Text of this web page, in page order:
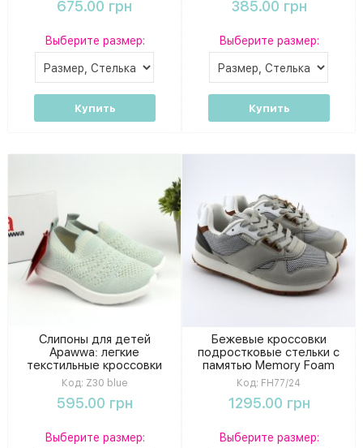
675.00 грн
Выберите размер:
Купить
385.00 грн
Выберите размер:
Купить
Слипоны для детей
Apawwa: легкие
текстильные кроссовки
без шнурков и липучек
Код: Z30 blue
595.00 грн
Выберите размер:
Бежевые кроссовки
подростковые стельки с
памятью Memory Foam
American Club 36-40
Код: FH77/24
1295.00 грн
Выберите размер: